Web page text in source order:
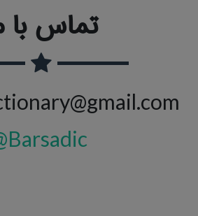
تماس با